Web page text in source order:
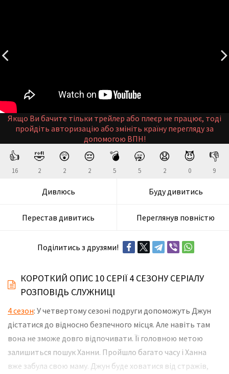
Якщо Ви бачите тільки трейлер або плеєр не працює, тоді
пройдіть авторизацію або змініть країну перегляду за
допомогою ВПН!
👍
16
🤣
2
😲
2
😔
2
💣
5
🥱
5
😧
2
😈
0
👎
9
Дивлюсь Буду дивитись
Перестав дивитись Переглянув повністю
Поділитись з друзями!
КОРОТКИЙ ОПИС 10 СЕРІЇ 4 СЕЗОНУ СЕРІАЛУ
РОЗПОВІДЬ СЛУЖНИЦІ
4 сезон: У четвертому сезоні подруги допоможуть Джун
дістатися до відносно безпечного місця. Але навіть там
вона не зможе довго відпочивати. Її головною метою
залишиться пошук Ханни. Пройшло багато часу і Ханна
вже забула свою маму. Джун буде ховатися від стражів,